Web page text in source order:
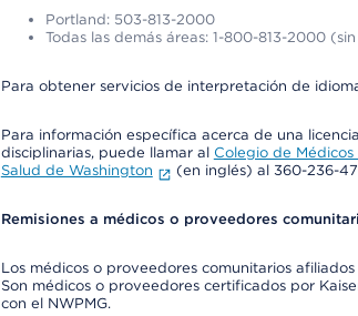
Portland: 503-813-2000
Todas las demás áreas: 1-800-813-2000
Para obtener servicios de interpretación de
Para información específica acerca de una
disciplinarias, puede llamar al Colegio de
Salud de Washington
(en inglés) al 360-236-
Remisiones a médicos o proveedores
Los médicos o proveedores comunitarios
Son médicos o proveedores certificados por
con el NWPMG.